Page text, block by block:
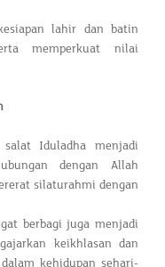
lahir dan batin
memperkuat nilai
Iduladha menjadi
dengan Allah
silaturahmi dengan
berbagi juga menjadi
keikhlasan dan
kehidupan sehari-